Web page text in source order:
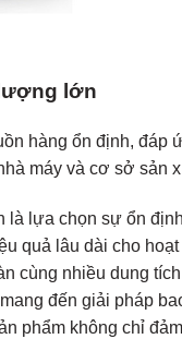
lớn
hàng ổn định, đáp
máy và cơ sở sản
là lựa chọn sự ổn
quả lâu dài cho
cùng nhiều dung
mang đến giải pháp
phẩm không chỉ